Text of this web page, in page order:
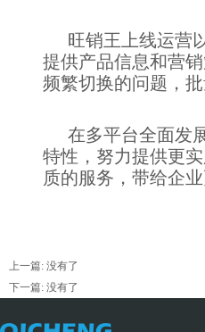
旺销王上线运营
提供产品信息和营
频繁切换的问题，
在多平台全面发
特性，努力提供更
质的服务，带给企
上一篇: 没有了
下一篇: 没有了